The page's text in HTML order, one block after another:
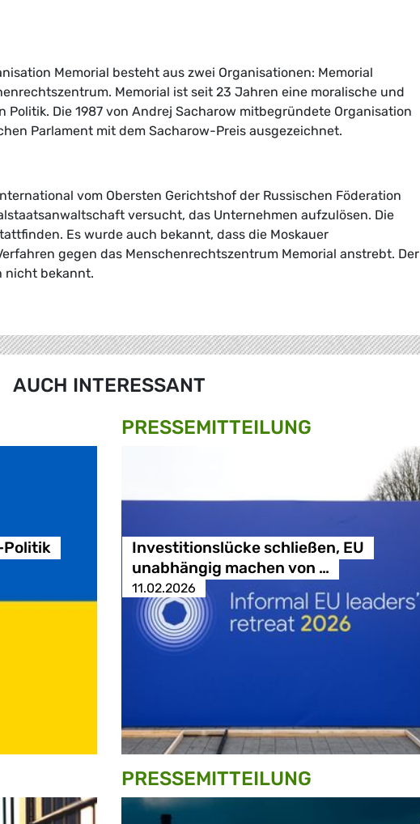
Memorial besteht aus zwei Organisationen: Memorial
Memorial ist seit 23 Jahren eine moralische und
Die 1987 von Andrej Sacharow mitbegründete Organisation
Parlament mit dem Sacharow-Preis ausgezeichnet.
vom Obersten Gerichtshof der Russischen Föderation
versucht, das Unternehmen aufzulösen. Die
Es wurde auch bekannt, dass die Moskauer
gegen das Menschenrechtszentrum Memorial anstrebt. Der
nicht bekannt.
AUCH INTERESSANT
Politik
PRESSE­MITTEILUNG
Investitionslücke schließen, EU
unabhängig machen von …
11.02.2026
PRESSE­MITTEILUNG